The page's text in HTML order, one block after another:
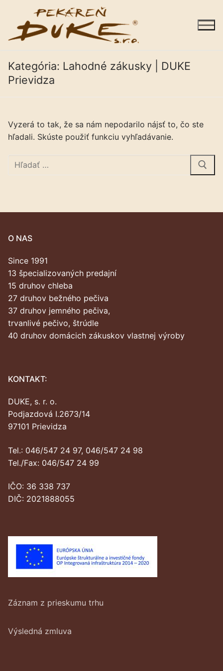
obsah
Predajne
Galéria
Kategória: Lahodné zákusky | DUKE
Prievidza
Vyzerá to tak, že sa nám nepodarilo nájsť to, čo ste
hľadali. Skúste použiť funkciu vyhľadávanie.
Hľadať:
O NAS
Since 1991
13 špecializovaných predajní
15 druhov chleba
27 druhov bežného pečiva
37 druhov jemného pečiva,
trvanlivé pečivo, štrúdle
40 druhov domácich zákuskov vlastnej výroby
KONTAKT:
DUKE, s. r. o.
Podjazdová I.2673/14
97101 Prievidza
Tel.: 046/547 24 97, 046/547 24 98
Tel./Fax: 046/547 24 99
IČO: 36 338 737
DIČ: 2021888055
Záznam z prieskumu trhu
Výsledná zmluva